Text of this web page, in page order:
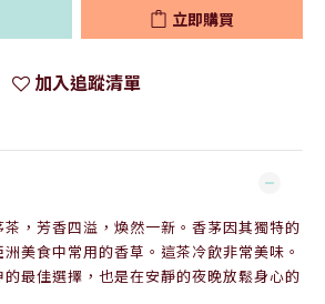
立即購買
加入追蹤清單
，芳香四溢，煥然一新。香茅因其獨特的
美食中常用的香草。這茶冷飲非常美味。
最佳選擇，也是在安靜的夜晚放鬆身心的